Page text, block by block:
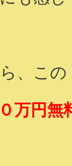
、この
万円